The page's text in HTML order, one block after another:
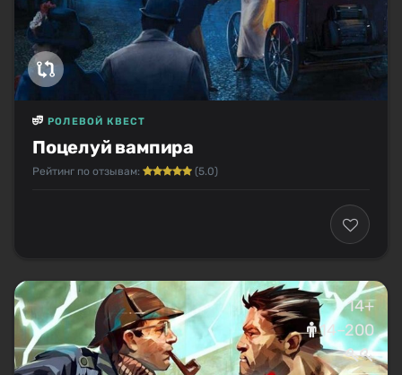
Поцелуй вампира
РОЛЕВОЙ КВЕСТ
Рейтинг по отзывам: (5.0)
14+
14–200